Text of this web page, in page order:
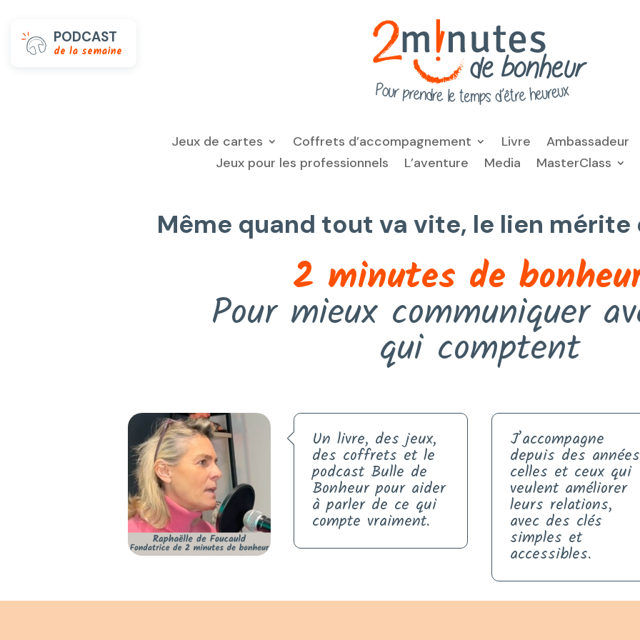
PODCAST
de la semaine
Jeux de cartes Coffrets d’accompagnement Livre
Ambassadeur
Jeux pour les professionnels
L’aventure Media MasterClass
Même quand tout va vite, le lien
2 minutes de
Pour mieux communiquer
qui comptent
Un livre, des jeux,
des coffrets et le
podcast Bulle de
Bonheur pour aider
à parler de ce qui
compte vraiment.
J’accompagne
depuis des années
celles et ceux qui
veulent améliorer
leurs relations,
avec des clés
simples et
accessibles.